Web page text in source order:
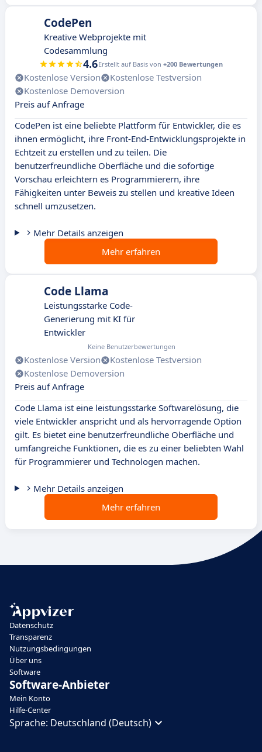
CodePen
Kreative Webprojekte mit
Codesammlung
4.6Erstellt auf Basis von +200 Bewertungen
Kostenlose Version
Kostenlose Testversion
Kostenlose Demoversion
Preis auf Anfrage
CodePen ist eine beliebte Plattform für Entwickler, die es
ihnen ermöglicht, ihre Front-End-Entwicklungsprojekte in
Echtzeit zu erstellen und zu teilen. Die
benutzerfreundliche Oberfläche und die sofortige
Vorschau erleichtern es Programmierern, ihre
Fähigkeiten unter Beweis zu stellen und kreative Ideen
schnell umzusetzen.
Mehr Details anzeigen
Mehr erfahren
Code Llama
Leistungsstarke Code-
Generierung mit KI für
Entwickler
Keine Benutzerbewertungen
Kostenlose Version
Kostenlose Testversion
Kostenlose Demoversion
Preis auf Anfrage
Code Llama ist eine leistungsstarke Softwarelösung, die
viele Entwickler anspricht und als hervorragende Option
gilt. Es bietet eine benutzerfreundliche Oberfläche und
umfangreiche Funktionen, die es zu einer beliebten Wahl
für Programmierer und Technologen machen.
Mehr Details anzeigen
Mehr erfahren
Datenschutz
Transparenz
Nutzungsbedingungen
Über uns
Software
Software-Anbieter
Mein Konto
Hilfe-Center
Sprache: Deutschland (Deutsch)